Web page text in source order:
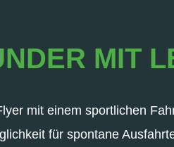
MIT
mit einem sportlichen
für spontane